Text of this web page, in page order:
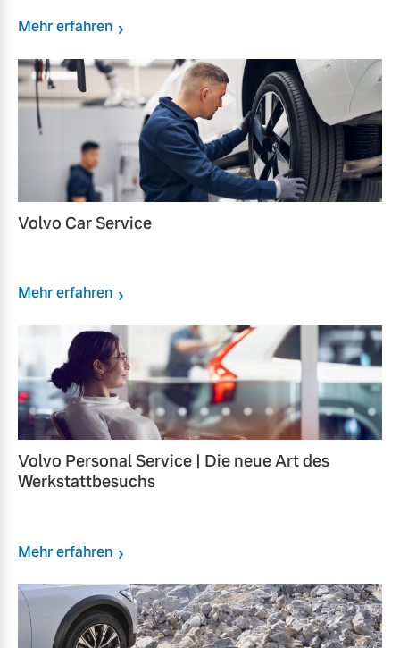
Mehr erfahren
Volvo Car Service
Mehr erfahren
Volvo Personal Service | Die neue Art des
Werkstattbesuchs
Mehr erfahren